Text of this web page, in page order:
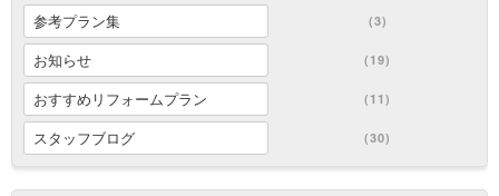
参考プラン集 (3)
お知らせ (19)
おすすめリフォームプラン (11)
スタッフブログ (30)